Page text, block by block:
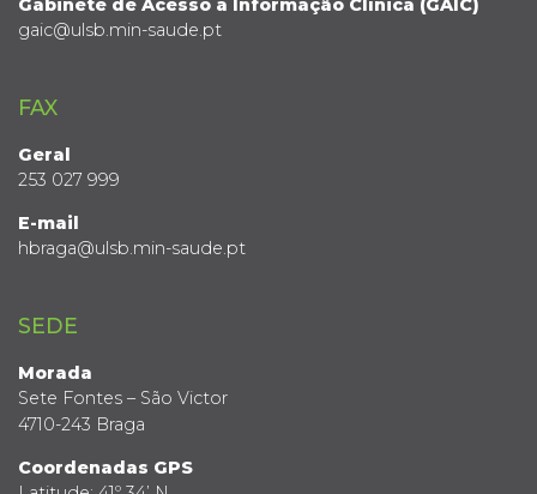
Gabinete de Acesso à Informação Clínica (GAIC)
gaic@ulsb.min-saude.pt
FAX
Geral
253 027 999
E-mail
hbraga@ulsb.min-saude.pt
SEDE
Morada
Sete Fontes – São Victor
4710-243 Braga
Coordenadas GPS